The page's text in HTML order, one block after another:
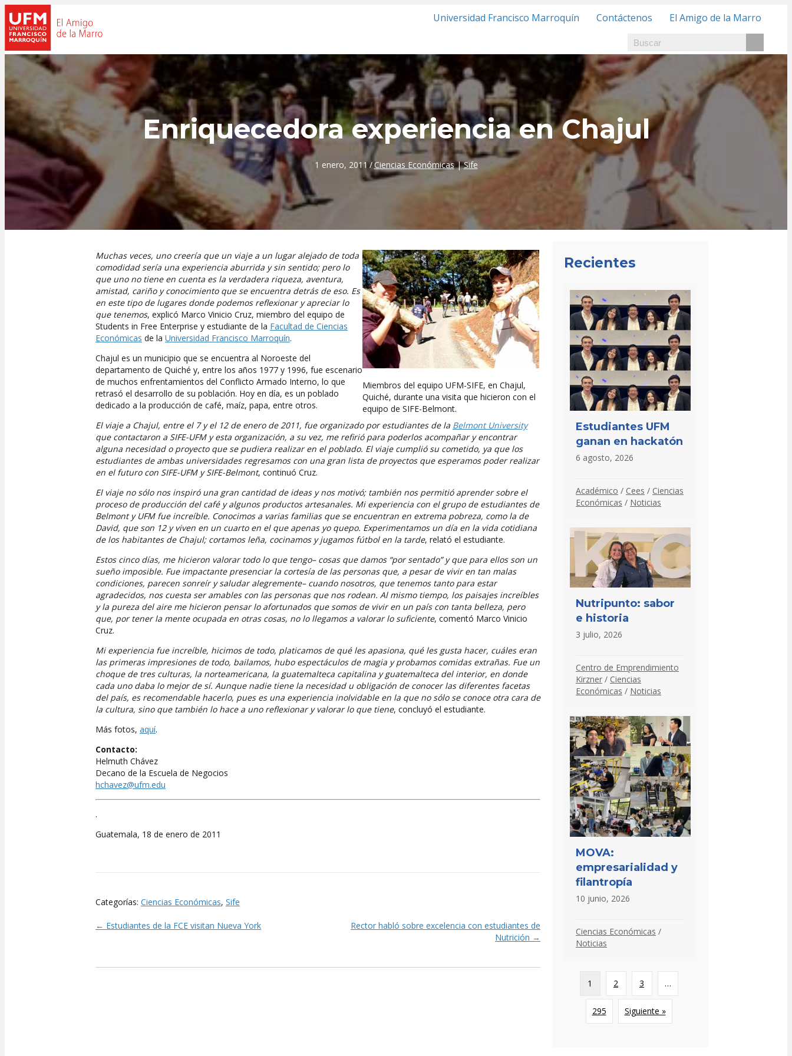
Universidad Francisco Marroquín Contáctenos El Amigo de la Marro
Enriquecedora experiencia en Chajul
1 enero, 2011/Ciencias Económicas|Sife
Miembros del equipo UFM-SIFE, en Chajul,
Quiché, durante una visita que hicieron con el
equipo de SIFE-Belmont.
Muchas veces, uno creería que un viaje a un lugar alejado de toda
comodidad sería una experiencia aburrida y sin sentido; pero lo
que uno no tiene en cuenta es la verdadera riqueza, aventura,
amistad, cariño y conocimiento que se encuentra detrás de eso. Es
en este tipo de lugares donde podemos reflexionar y apreciar lo
que tenemos, explicó Marco Vinicio Cruz, miembro del equipo de
Students in Free Enterprise y estudiante de la Facultad de Ciencias
Económicas de la Universidad Francisco Marroquín.
Chajul es un municipio que se encuentra al Noroeste del
departamento de Quiché y, entre los años 1977 y 1996, fue escenario
de muchos enfrentamientos del Conflicto Armado Interno, lo que
retrasó el desarrollo de su población. Hoy en día, es un poblado
dedicado a la producción de café, maíz, papa, entre otros.
El viaje a Chajul, entre el 7 y el 12 de enero de 2011, fue organizado por estudiantes de la Belmont University
que contactaron a SIFE-UFM y esta organización, a su vez, me refirió para poderlos acompañar y encontrar
alguna necesidad o proyecto que se pudiera realizar en el poblado. El viaje cumplió su cometido, ya que los
estudiantes de ambas universidades regresamos con una gran lista de proyectos que esperamos poder realizar
en el futuro con SIFE-UFM y SIFE-Belmont, continuó Cruz.
El viaje no sólo nos inspiró una gran cantidad de ideas y nos motivó; también nos permitió aprender sobre el
proceso de producción del café y algunos productos artesanales. Mi experiencia con el grupo de estudiantes de
Belmont y UFM fue increíble. Conocimos a varias familias que se encuentran en extrema pobreza, como la de
David, que son 12 y viven en un cuarto en el que apenas yo quepo. Experimentamos un día en la vida cotidiana
de los habitantes de Chajul; cortamos leña, cocinamos y jugamos fútbol en la tarde, relató el estudiante.
Estos cinco días, me hicieron valorar todo lo que tengo– cosas que damos “por sentado” y que para ellos son un
sueño imposible. Fue impactante presenciar la cortesía de las personas que, a pesar de vivir en tan malas
condiciones, parecen sonreír y saludar alegremente– cuando nosotros, que tenemos tanto para estar
agradecidos, nos cuesta ser amables con las personas que nos rodean. Al mismo tiempo, los paisajes increíbles
y la pureza del aire me hicieron pensar lo afortunados que somos de vivir en un país con tanta belleza, pero
que, por tener la mente ocupada en otras cosas, no lo llegamos a valorar lo suficiente, comentó Marco Vinicio
Cruz.
Mi experiencia fue increíble, hicimos de todo, platicamos de qué les apasiona, qué les gusta hacer, cuáles eran
las primeras impresiones de todo, bailamos, hubo espectáculos de magia y probamos comidas extrañas. Fue un
choque de tres culturas, la norteamericana, la guatemalteca capitalina y guatemalteca del interior, en donde
cada uno daba lo mejor de sí. Aunque nadie tiene la necesidad u obligación de conocer las diferentes facetas
del país, es recomendable hacerlo, pues es una experiencia inolvidable en la que no sólo se conoce otra cara de
la cultura, sino que también lo hace a uno reflexionar y valorar lo que tiene, concluyó el estudiante.
Más fotos, aquí.
Contacto:
Helmuth Chávez
Decano de la Escuela de Negocios
hchavez@ufm.edu
.
Guatemala, 18 de enero de 2011
Categorías: Ciencias Económicas, Sife
Posts
← Estudiantes de la FCE visitan Nueva York
Rector habló sobre excelencia con estudiantes de
Nutrición →
Recientes
Estudiantes UFM
ganan en hackatón
6 agosto, 2026
Académico / Cees / Ciencias
Económicas / Noticias
Nutripunto: sabor
e historia
3 julio, 2026
Centro de Emprendimiento
Kirzner / Ciencias
Económicas / Noticias
MOVA:
empresarialidad y
filantropía
10 junio, 2026
Ciencias Económicas /
Noticias
1 2 3 …
295 Siguiente »